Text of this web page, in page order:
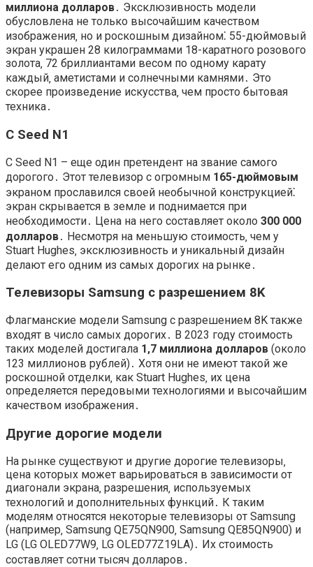
миллиона долларов․ Эксклюзивность модели
обусловлена не только высочайшим качеством
изображения‚ но и роскошным дизайном⁚ 55-дюймовый
экран украшен 28 килограммами 18-каратного розового
золота‚ 72 бриллиантами весом по одному карату
каждый‚ аметистами и солнечными камнями․ Это
скорее произведение искусства‚ чем просто бытовая
техника․
C Seed N1
C Seed N1 – еще один претендент на звание самого
дорогого․ Этот телевизор с огромным 165-дюймовым
экраном прославился своей необычной конструкцией⁚
экран скрывается в земле и поднимается при
необходимости․ Цена на него составляет около 300 000
долларов․ Несмотря на меньшую стоимость‚ чем у
Stuart Hughes‚ эксклюзивность и уникальный дизайн
делают его одним из самых дорогих на рынке․
Телевизоры Samsung с разрешением 8K
Флагманские модели Samsung с разрешением 8K также
входят в число самых дорогих․ В 2023 году стоимость
таких моделей достигала 1‚7 миллиона долларов (около
123 миллионов рублей)․ Хотя они не имеют такой же
роскошной отделки‚ как Stuart Hughes‚ их цена
определяется передовыми технологиями и высочайшим
качеством изображения․
Другие дорогие модели
На рынке существуют и другие дорогие телевизоры‚
цена которых может варьироваться в зависимости от
диагонали экрана‚ разрешения‚ используемых
технологий и дополнительных функций․ К таким
моделям относятся некоторые телевизоры от Samsung
(например‚ Samsung QE75QN900‚ Samsung QE85QN900) и
LG (LG OLED77W9‚ LG OLED77Z19LA)․ Их стоимость
составляет сотни тысяч долларов․